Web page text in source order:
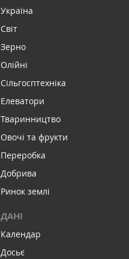
Україна
Світ
Зерно
Олійні
Сільгосптехніка
Елеватори
Тваринництво
Овочі та фрукти
Переробка
Добрива
Ринок землі
ДАНІ
Календар
Досьє